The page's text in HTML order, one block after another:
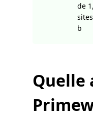
de
b
Quelle